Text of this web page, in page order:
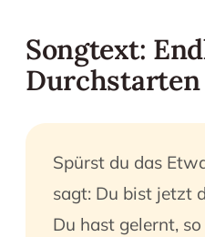
Songtext:
Durchstarten
Spürst du das
sagt: Du bist jetzt
Du hast gelernt,